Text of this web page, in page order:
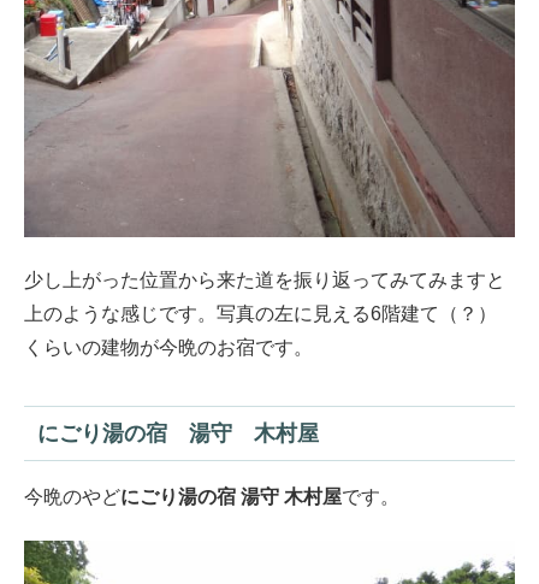
少し上がった位置から来た道を振り返ってみてみますと
上のような感じです。写真の左に見える6階建て（？）
くらいの建物が今晩のお宿です。
にごり湯の宿 湯守 木村屋
今晩のやどにごり湯の宿 湯守 木村屋です。